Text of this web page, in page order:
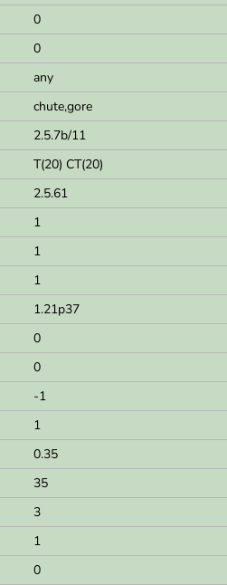
0
0
any
chute,gore
2.5.7b/11
T(20) CT(20)
2.5.61
1
1
1
1.21p37
0
0
-1
1
0.35
35
3
1
0